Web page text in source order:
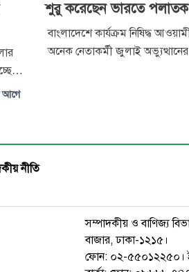
আগে
শুরু করেছেন ভারতে পলাতক
বাংলাদেশে কার্যক্রম নিষিদ্ধ
অনেক নেতাকর্মী জুলাই অভ্যুত্থানের
দেশ ভারতে পালিয়ে অবস্থান
প্রথম এক বছর স
নীতি
সম্পাদকীয় ও বাণিজ্য
বাজার, ঢাকা-১২১৫।
ফোন: ০২-৫৫০১২২৫০।